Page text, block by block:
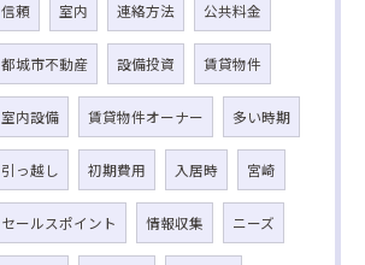
信頼 室内 連絡方法 公共料金
都城市不動産 設備投資 賃貸物件
室内設備 賃貸物件オーナー 多い時期
引っ越し 初期費用 入居時 宮崎
セールスポイント 情報収集 ニーズ